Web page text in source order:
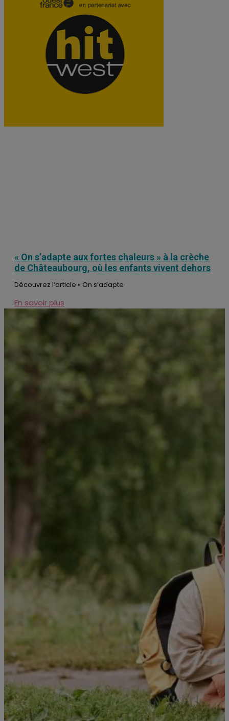
« On s’adapte aux fortes chaleurs » à la crèche
de Châteaubourg, où les enfants vivent dehors
Découvrez l’article « On s’adapte
En savoir plus